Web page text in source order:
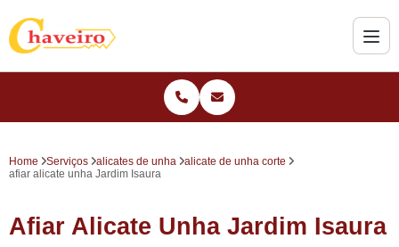
Home Serviços alicates de unha
alicate de unha corte
afiar alicate unha Jardim Isaura
Afiar Alicate Unha Jardim Isaura